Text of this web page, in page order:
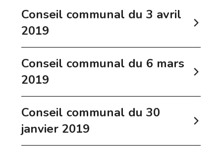
Conseil communal du 3 avril
2019
Conseil communal du 6 mars
2019
Conseil communal du 30
janvier 2019